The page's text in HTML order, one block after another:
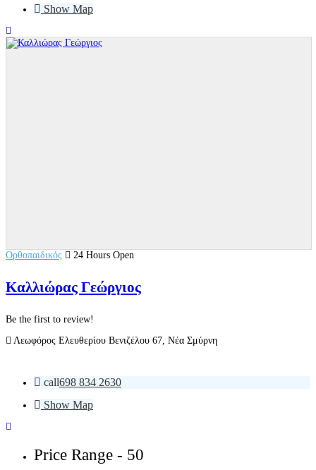
Show Map
Ορθοπαιδικός 24 Hours Open
Καλλιώρας Γεώργιος
Be the first to review!
Λεωφόρος Ελευθερίου Βενιζέλου 67, Νέα Σμύρνη
call698 834 2630
Show Map
Price Range - 50